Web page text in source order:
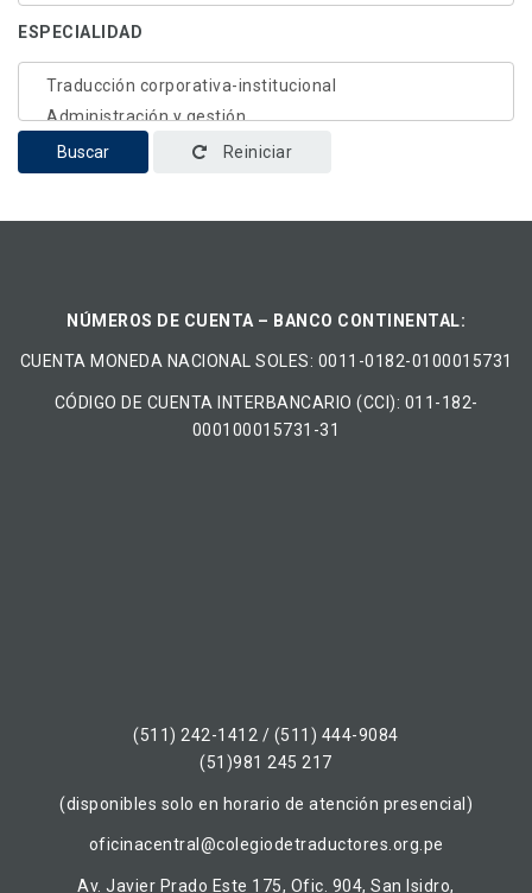
ESPECIALIDAD
Buscar Reiniciar
NÚMEROS DE CUENTA – BANCO CONTINENTAL:
CUENTA MONEDA NACIONAL​ ​SOLES​: 0011-0182-0100015731
CÓDIGO DE CUENTA INTERBANCARIO (CCI): 011-182-
000100015731-31
(511) 242-1412 / (511) 444-9084
(51)981 245 217
(disponibles solo en horario de atención presencial)
oficinacentral@colegiodetraductores.org.pe
Av. Javier Prado Este 175, Ofic. 904, San Isidro,